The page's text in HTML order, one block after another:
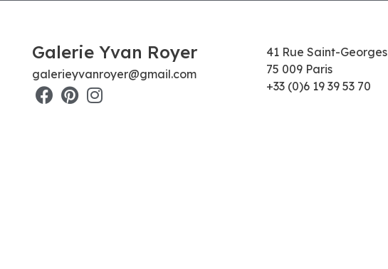
Galerie Yvan Royer
galerieyvanroyer@gmail.com
41 Rue Saint-Georges
75 009 Paris
+33 (0)6 19 39 53 70